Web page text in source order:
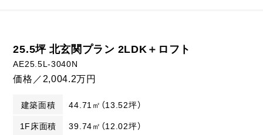
25.5坪 北玄関プラン 2LDK＋ロフト
AE25.5L-3040N
価格／2,004.2万円
建築面積
44.71㎡（13.52坪）
1F床面積
39.74㎡（12.02坪）